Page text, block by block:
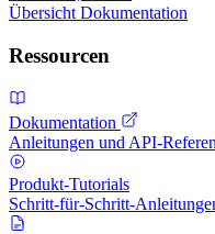
Übersicht Dokumentation
Ressourcen
Dokumentation
Anleitungen und API-
Produkt-Tutorials
Schritt-für-Schritt-